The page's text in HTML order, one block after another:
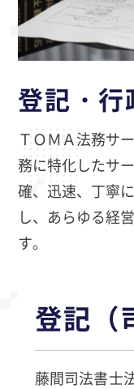
登記・行
ＴＯＭＡ法務サ
務に特化したサ
確、迅速、丁寧
し、あらゆる経
す。
登記（
藤間司法書士